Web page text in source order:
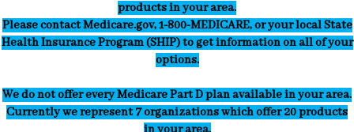
products in your area.
Please contact Medicare.gov, 1-800-MEDICARE, or your local State
Health Insurance Program (SHIP) to get information on all of your
options.
We do not offer every Medicare Part D plan available in your area.
Currently we represent 7 organizations which offer 20 products